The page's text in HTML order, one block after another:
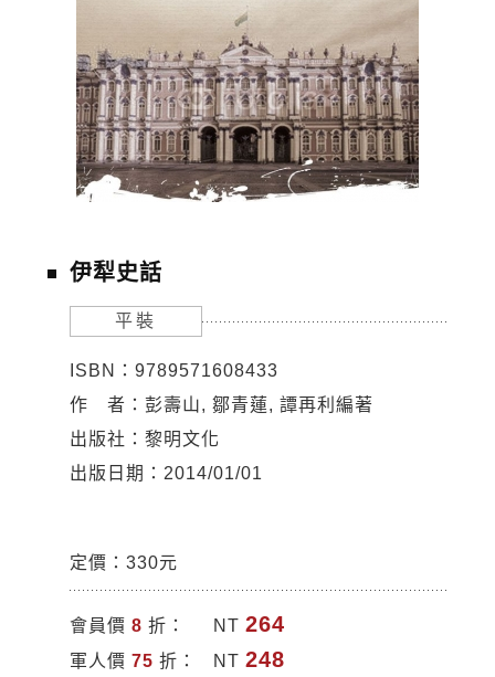
伊犁史話
平裝
ISBN：9789571608433
作 者：彭壽山, 鄒青蓮, 譚再利編著
出版社：黎明文化
出版日期：2014/01/01
定價：330元
會員價 8 折： NT 264
軍人價 75 折： NT 248